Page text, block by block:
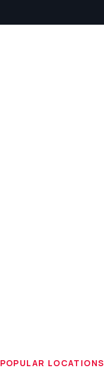
POPULAR LOCATIONS